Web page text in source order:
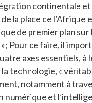
continentale et
la place de l’Afrique
de premier plan sur
Pour ce faire, il
axes essentiels, à
technologie, «
notamment à
numérique et